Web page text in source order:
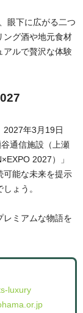
眼下に広がる二つ
ング酒や地元食材
アルで贅沢な体験
2027年3月19日
通信施設（上瀬
2027）」
可能な未来を提示
ょう。
レミアムな物語を
luxury